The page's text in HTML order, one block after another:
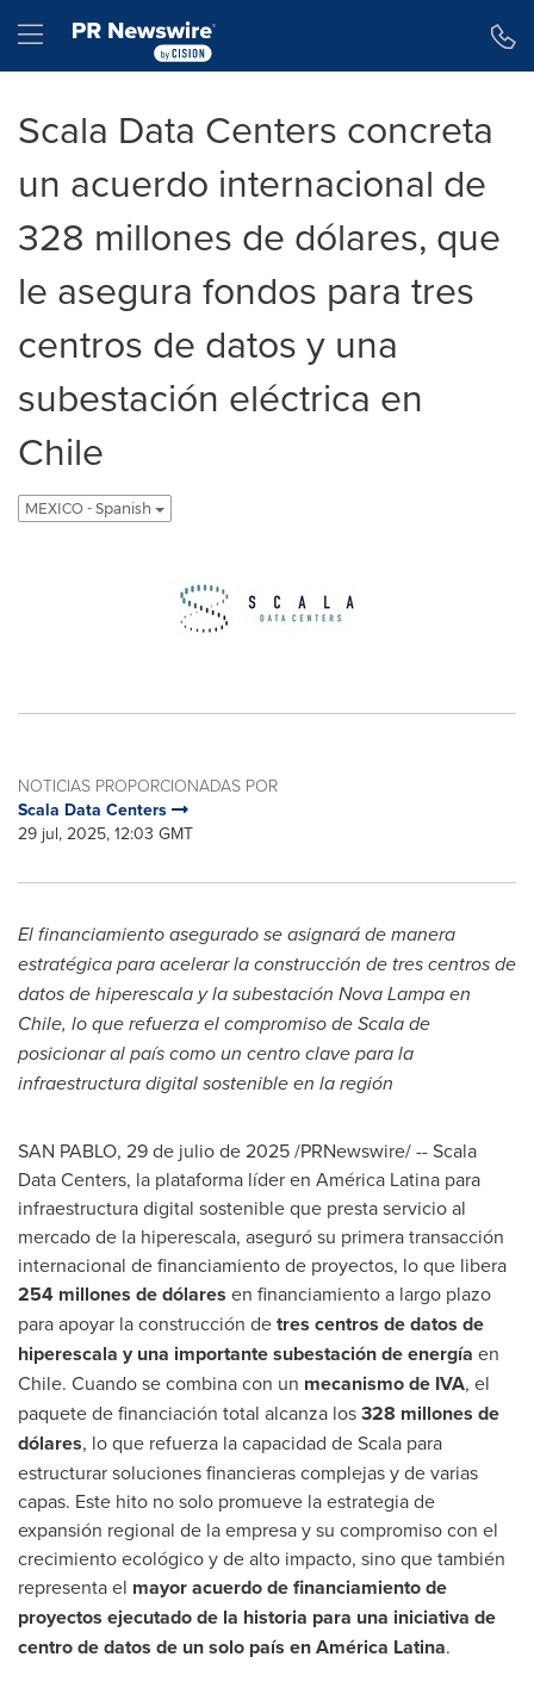
Hamburger menu
Scala Data Centers concreta
un acuerdo internacional de
328 millones de dólares, que
le asegura fondos para tres
centros de datos y una
subestación eléctrica en
Chile
MEXICO - Spanish
NOTICIAS PROPORCIONADAS POR
Scala Data Centers
29 jul, 2025, 12:03 GMT
El financiamiento asegurado se asignará de manera
estratégica para acelerar la construcción de tres centros de
datos de hiperescala y la subestación Nova Lampaen
Chile, lo que refuerza el compromiso de Scala de
posicionar al país como un centro clave para la
infraestructura digital sostenible en la región
SAN PABLO, 29 de julio de 2025/PRNewswire/ -- Scala
Data Centers, la plataforma líder en América Latina para
infraestructura digital sostenible que presta servicio al
mercado de la hiperescala, aseguró su primera transacción
internacional de financiamiento de proyectos, lo que libera
254 millones de dólares en financiamiento a largo plazo
para apoyar la construcción detres centros de datos de
hiperescala y una importante subestación de energía en
Chile. Cuando se combina con un mecanismo de IVA, el
paquete de financiación total alcanza los328 millones de
dólares, lo que refuerza la capacidad de Scala para
estructurar soluciones financieras complejas y de varias
capas. Este hito no solo promueve la estrategia de
expansión regional de la empresa y su compromiso con el
crecimiento ecológico y de alto impacto, sino que también
representa el mayor acuerdo de financiamiento de
proyectos ejecutado de la historia para una iniciativa de
centro de datos de un solo país en América Latina.